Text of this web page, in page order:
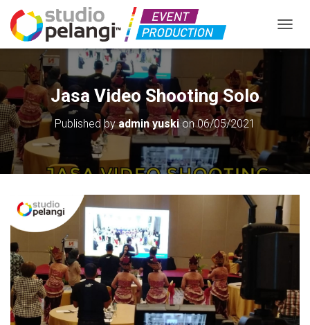
Jasa Video Shooting Solo
Published byadmin yuskion06/05/2021